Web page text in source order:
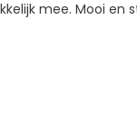
mee. Mooi en